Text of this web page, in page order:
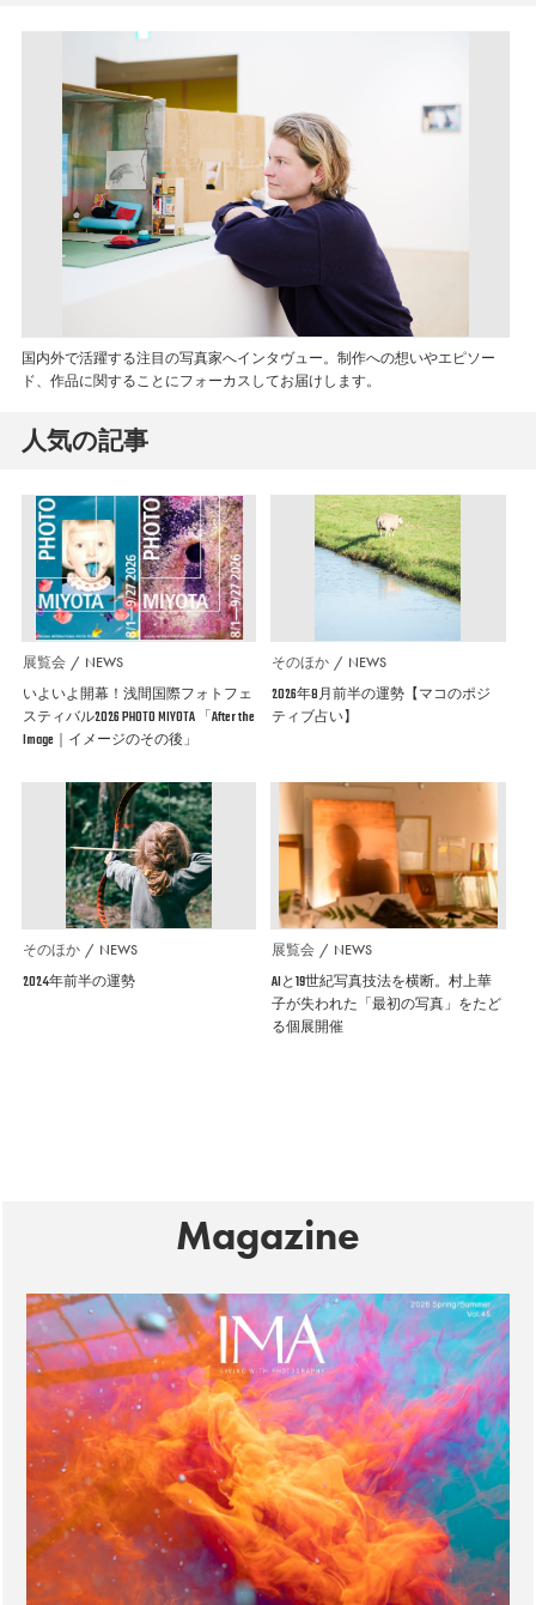
国内外で活躍する注目の写真家へインタヴュー。制作への想いやエピソー
ド、作品に関することにフォーカスしてお届けします。
人気の記事
展覧会 NEWS
いよいよ開幕！浅間国際フォトフェ
スティバル2026 PHOTO MIYOTA 「After the
Image｜イメージのその後」
そのほか NEWS
2026年8月前半の運勢【マコのポジ
ティブ占い】
そのほか NEWS
2024年前半の運勢
展覧会 NEWS
AIと19世紀写真技法を横断。村上華
子が失われた「最初の写真」をたど
る個展開催
Magazine